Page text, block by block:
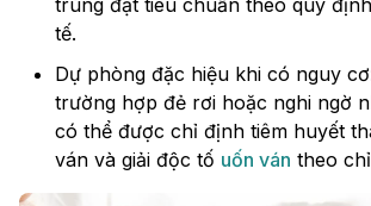
trùng đạt tiêu chuẩn theo quy
tế.
Dự phòng đặc hiệu khi có nguy
trường hợp đẻ rơi hoặc nghi ngờ
có thể được chỉ định tiêm huyết
ván và giải độc tố uốn ván theo